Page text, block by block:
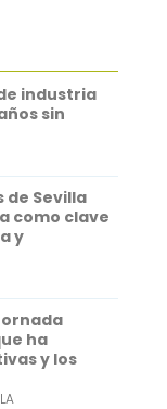
industria
sin
Sevilla
como clave
y
ha
y los